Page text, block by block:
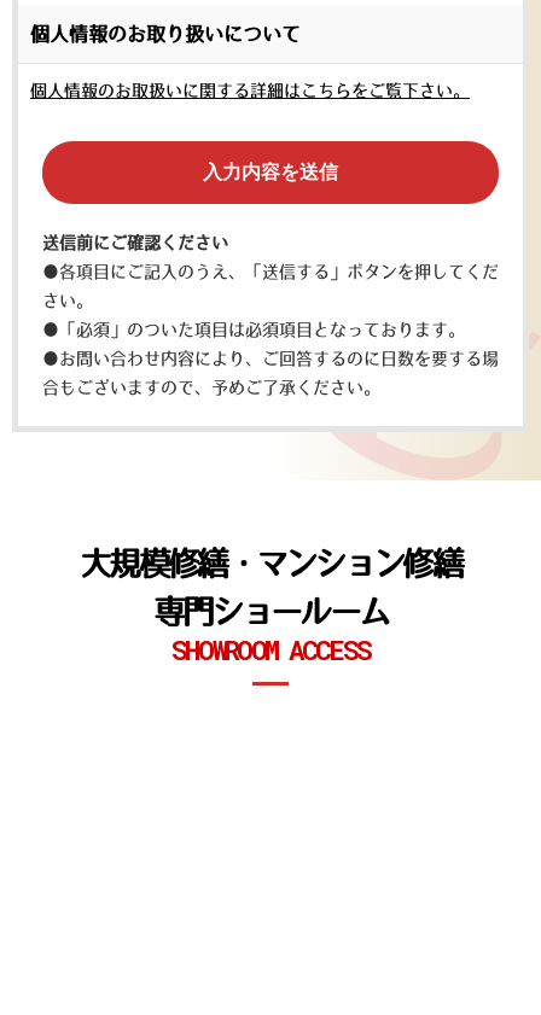
個人情報のお取り扱いについて
個人情報のお取扱いに関する詳細はこちらをご覧下さい。
送信前にご確認ください
●各項目にご記入のうえ、「送信する」ボタンを押してくだ
さい。
●「必須」のついた項目は必須項目となっております。
●お問い合わせ内容により、ご回答するのに日数を要する場
合もございますので、予めご了承ください。
大規模修繕・マンション修繕
専門ショールーム
SHOWROOM ACCESS